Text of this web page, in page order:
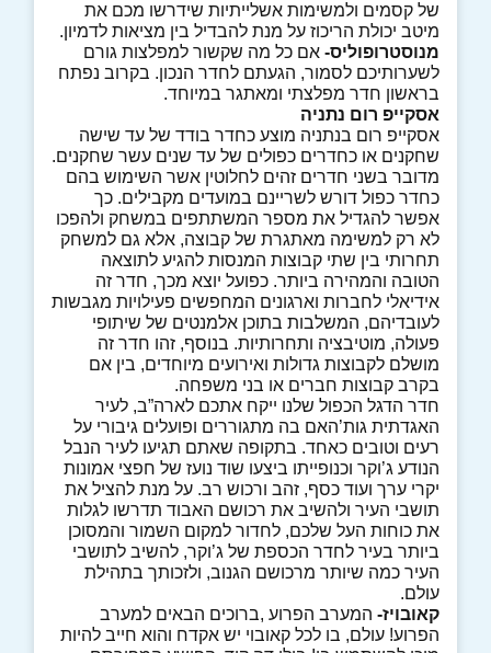
של קסמים ולמשימות אשלייתיות שידרשו מכם את
מיטב יכולת הריכוז על מנת להבדיל בין מציאות לדמיון.
מנוסטרופוליס- אם כל מה שקשור למפלצות גורם
לשערותיכם לסמור, הגעתם לחדר הנכון. בקרוב נפתח
בראשון חדר מפלצתי ומאתגר במיוחד.
אסקייפ רום נתניה
אסקייפ רום בנתניה מוצע כחדר בודד של עד שישה
שחקנים או כחדרים כפולים של עד שנים עשר שחקנים.
מדובר בשני חדרים זהים לחלוטין אשר השימוש בהם
כחדר כפול דורש לשריינם במועדים מקבילים. כך
אפשר להגדיל את מספר המשתתפים במשחק ולהפכו
לא רק למשימה מאתגרת של קבוצה, אלא גם למשחק
תחרותי בין שתי קבוצות המנסות להגיע לתוצאה
הטובה והמהירה ביותר. כפועל יוצא מכך, חדר זה
אידיאלי לחברות וארגונים המחפשים פעילויות מגבשות
לעובדיהם, המשלבות בתוכן אלמנטים של שיתופי
פעולה, מוטיבציה ותחרותיות. בנוסף, זהו חדר זה
מושלם לקבוצות גדולות ואירועים מיוחדים, בין אם
בקרב קבוצות חברים או בני משפחה.
חדר הדגל הכפול שלנו ייקח אתכם לארה”ב, לעיר
האגדתית גות’האם בה מתגוררים ופועלים גיבורי על
רעים וטובים כאחד. בתקופה שאתם תגיעו לעיר הנבל
הנודע ג’וקר וכנופייתו ביצעו שוד נועז של חפצי אמונות
יקרי ערך ועוד כסף, זהב ורכוש רב. על מנת להציל את
תושבי העיר ולהשיב את רכושם האבוד תדרשו לגלות
את כוחות העל שלכם, לחדור למקום השמור והמסוכן
ביותר בעיר לחדר הכספת של ג’וקר, להשיב לתושבי
העיר כמה שיותר מרכושם הגנוב, ולזכותך בתהילת
עולם.
קאובויז- המערב הפרוע ,ברוכים הבאים למערב
הפרוע! עולם, בו לכל קאובוי יש אקדח והוא חייב להיות